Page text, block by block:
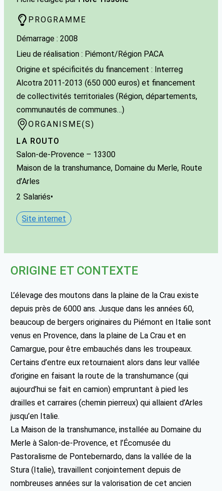
PROGRAMME
Démarrage : 2008
Lieu de réalisation : Piémont/Région PACA
Origine et spécificités du financement : Interreg
Alcotra 2011-2013 (650 000 euros) et financement
de collectivités territoriales (Région, départements,
communautés de communes…)
ORGANISME(S)
LA ROUTO
Salon-de-Provence – 13300
Maison de la transhumance, Domaine du Merle, Route
d’Arles
2 Salariés•
Site internet
ORIGINE ET CONTEXTE
L’élevage des moutons dans la plaine de la Crau existe
depuis près de 6000 ans. Jusque dans les années 60,
beaucoup de bergers originaires du Piémont en Italie sont
venus en Provence, dans la plaine de La Crau et en
Camargue, pour être embauchés dans les troupeaux.
Certains d’entre eux retournaient alors dans leur vallée
d’origine en faisant la route de la transhumance (qui
aujourd’hui se fait en camion) empruntant à pied les
drailles et carraires (chemin pierreux) qui allaient d’Arles
jusqu’en Italie.
La Maison de la transhumance, installée au Domaine du
Merle à Salon-de-Provence, et l’Écomusée du
Pastoralisme de Pontebernardo, dans la vallée de la
Stura (Italie), travaillent conjointement depuis de
nombreuses années sur la valorisation de cet ancien